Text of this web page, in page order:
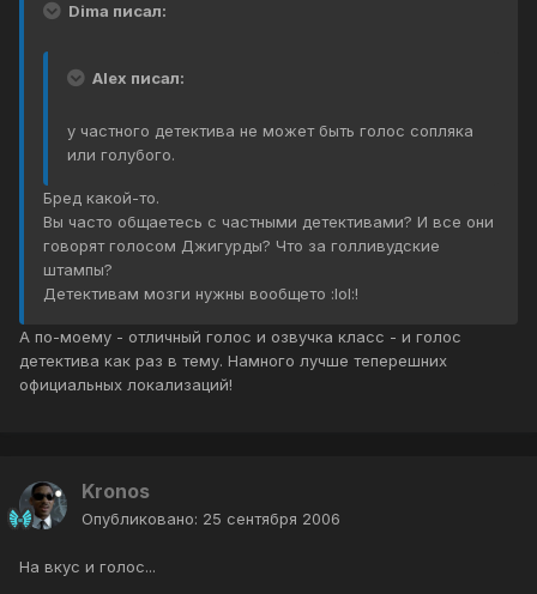
Dima писал:
Alex писал:
у частного детектива не может быть голос сопляка
или голубого.
Бред какой-то.
Вы часто общаетесь с частными детективами? И все они
говорят голосом Джигурды? Что за голливудские
штампы?
Детективам мозги нужны вообщето :lol:!
А по-моему - отличный голос и озвучка класс - и голос
детектива как раз в тему. Намного лучше теперешних
официальных локализаций!
Kronos
Опубликовано: 25 сентября 2006
На вкус и голос...